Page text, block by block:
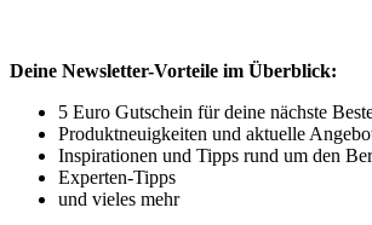
Deine Newsletter-Vorteile im Überblick:
5 Euro Gutschein für deine nächste
Produktneuigkeiten und aktuelle
Inspirationen und Tipps rund um den
Experten-Tipps
und vieles mehr